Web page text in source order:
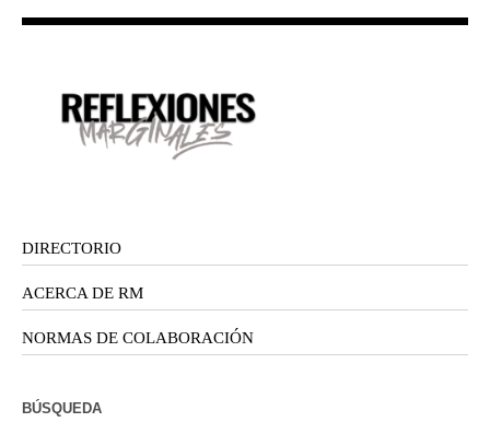
DIRECTORIO
ACERCA DE RM
NORMAS DE COLABORACIÓN
BÚSQUEDA